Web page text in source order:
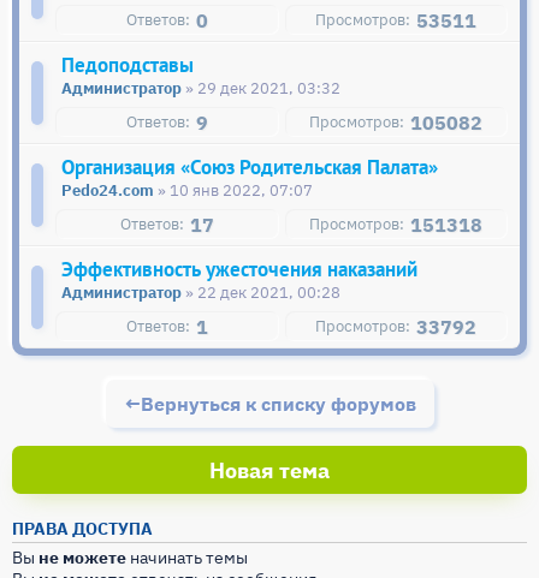
0 53511
Педоподставы
Администратор » 29 дек 2021, 03:32
9 105082
Организация «Союз Родительская Палата»
Pedo24.com » 10 янв 2022, 07:07
17 151318
Эффективность ужесточения наказаний
Администратор » 22 дек 2021, 00:28
1 33792
Вернуться к списку форумов
Новая тема
ПРАВА ДОСТУПА
Вы не можете начинать темы